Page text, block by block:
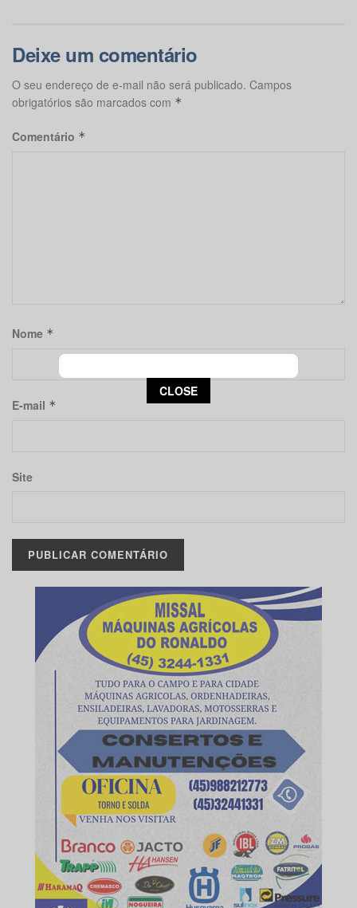
Deixe um comentário
O seu endereço de e-mail não será publicado. Campos
obrigatórios são marcados com *
Comentário *
Nome *
E-mail *
Site
This popup will close in:
CLOSE